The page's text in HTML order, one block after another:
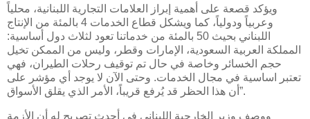
ويؤكد قصعة على أهمية إبراز العلامات التجارية اللبنانية، محلياً
وعربياً ودولياً، كما ويشكل قطاع الخدمات 4 بالمئة من الإنتاج
اللبناني بحيث 50 بالمئة من خدماتنا تعود لثلاث دول أساسية:
المملكة العربية السعودية، الإمارات وقطر، وليس من الممكن تخيل
حجم الخسائر وخاصة في حال تم توقيف رحلات الطيران، فهي
تعتبر اساسية في مجال الخدمات. وحتى الآن لا يوجد أي مؤشر على
أن هذا الحظر قد يُرفع قريباً، الأمر الذي يقلق الأسواق”.
ووصف وزير الخارجية اللبناني في أحدث تصريح له أن الأزمة